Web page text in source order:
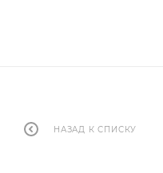
НАЗАД К СПИСКУ